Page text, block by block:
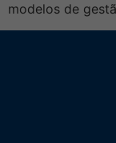
modelos de